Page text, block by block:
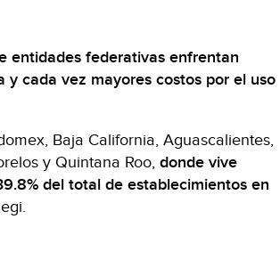
entidades federativas enfrentan
y cada vez mayores costos por el uso
Baja California, Aguascalientes,
y Quintana Roo, donde vive
del total de establecimientos en